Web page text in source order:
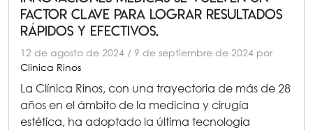
factor clave para lograr resultados
rápidos y efectivos.
12 de agosto de 2024 / 9 de septiembre de 2024 por
Clinica Rinos
La Clínica Rinos, con una trayectoria de más de 28
años en el ámbito de la medicina y cirugía
estética, ha adoptado la última tecnología